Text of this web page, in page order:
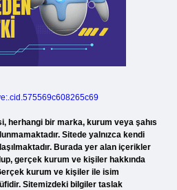
herhangi bir marka, kurum veya şahıs
Sitede yalnızca kendi
Burada yer alan içerikler
gerçek kurum ve kişiler hakkında
kurum ve kişiler ile isim
Sitemizdeki bilgiler taslak